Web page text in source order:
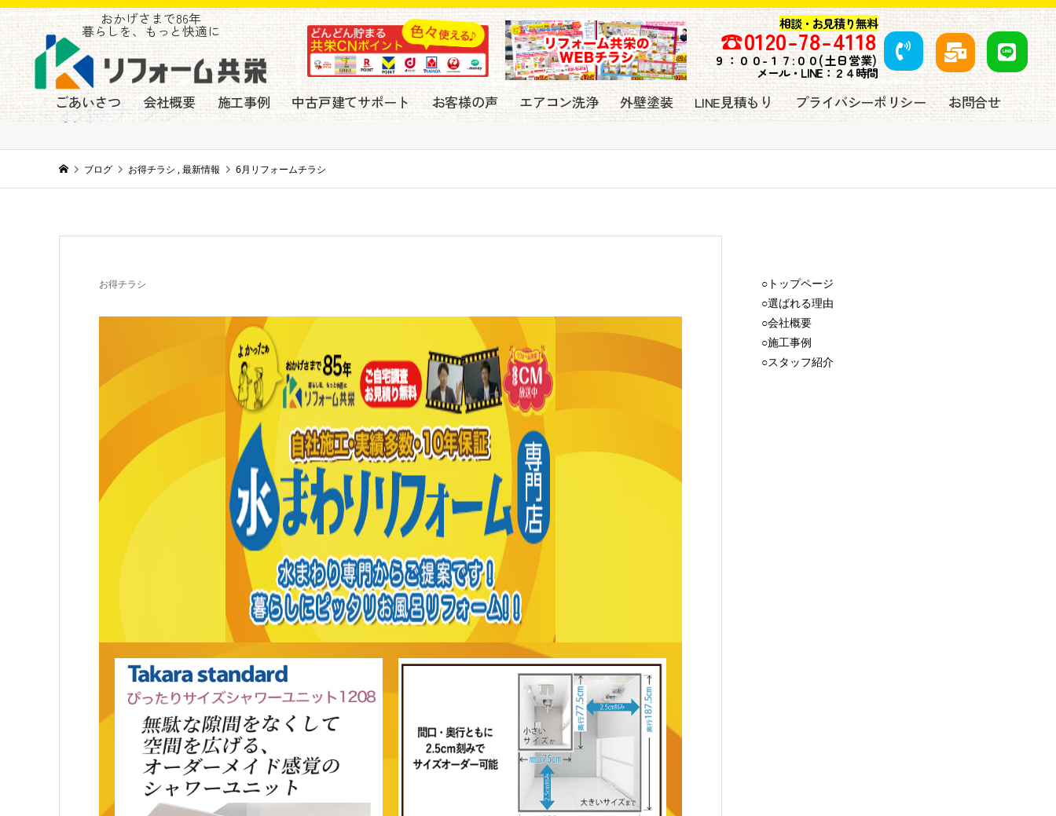
おかげさまで86年
暮らしを、もっと快適に 相談・お見積り無料
☎️0120-78-4118
９：００-１７:００(土日営業)
メール・LINE：２４時間
ごあいさつ 会社概要 施工事例 中古戸建てサポート お客様の声 エアコン洗浄 外壁塗装 LINE見積もり プライバシーポリシー お問合せ
お得チラシ
ブログ お得チラシ ,最新情報 6月リフォームチラシ
お得チラシ
○トップページ
○選ばれる理由
○会社概要
○施工事例
○スタッフ紹介